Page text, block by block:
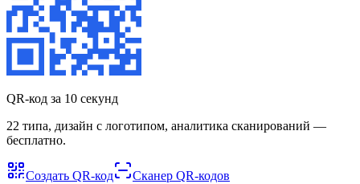
QR-код за 10 секунд
22 типа, дизайн с логотипом, аналитика сканирований —
бесплатно.
Создать QR-код Сканер QR-кодов